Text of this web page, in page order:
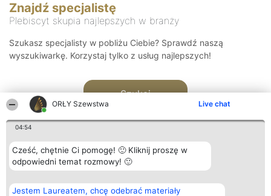
ORŁY Szewstwa Live chat
04:54
Cześć, chętnie Ci pomogę! 🙂 Kliknij proszę w
odpowiedni temat rozmowy! 🙂
Jestem Laureatem, chcę odebrać materiały
Znajdź specjalistę
Plebiscyt skupia najlepszych w branży
Szukasz specjalisty w pobliżu Ciebie? Sprawdź naszą
wyszukiwarkę. Korzystaj tylko z usług najlepszych!
Szukaj
Organizator plebiscytu
Bright Side Solutions sp. z o.
Plebiscyt
Laureaci
Kontakt
Kontakt